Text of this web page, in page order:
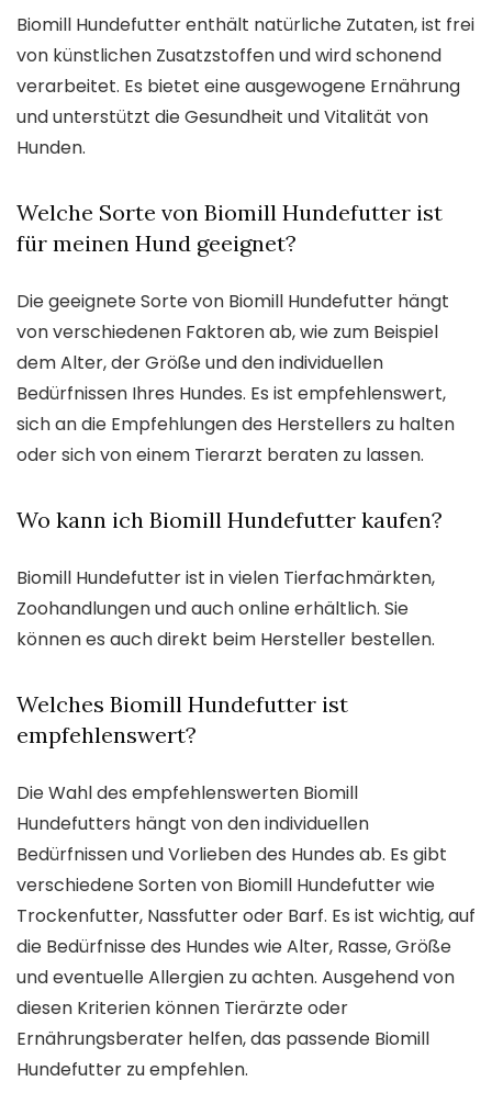
Biomill Hundefutter enthält natürliche Zutaten, ist frei
von künstlichen Zusatzstoffen und wird schonend
verarbeitet. Es bietet eine ausgewogene Ernährung
und unterstützt die Gesundheit und Vitalität von
Hunden.
Welche Sorte von Biomill Hundefutter ist
für meinen Hund geeignet?
Die geeignete Sorte von Biomill Hundefutter hängt
von verschiedenen Faktoren ab, wie zum Beispiel
dem Alter, der Größe und den individuellen
Bedürfnissen Ihres Hundes. Es ist empfehlenswert,
sich an die Empfehlungen des Herstellers zu halten
oder sich von einem Tierarzt beraten zu lassen.
Wo kann ich Biomill Hundefutter kaufen?
Biomill Hundefutter ist in vielen Tierfachmärkten,
Zoohandlungen und auch online erhältlich. Sie
können es auch direkt beim Hersteller bestellen.
Welches Biomill Hundefutter ist
empfehlenswert?
Die Wahl des empfehlenswerten Biomill
Hundefutters hängt von den individuellen
Bedürfnissen und Vorlieben des Hundes ab. Es gibt
verschiedene Sorten von Biomill Hundefutter wie
Trockenfutter, Nassfutter oder Barf. Es ist wichtig, auf
die Bedürfnisse des Hundes wie Alter, Rasse, Größe
und eventuelle Allergien zu achten. Ausgehend von
diesen Kriterien können Tierärzte oder
Ernährungsberater helfen, das passende Biomill
Hundefutter zu empfehlen.